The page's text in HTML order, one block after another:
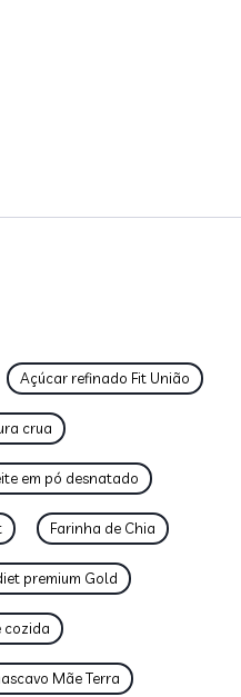
Açúcar refinado Fit União
crua
em pó desnatado
Farinha de Chia
premium Gold
cozida
Mãe Terra